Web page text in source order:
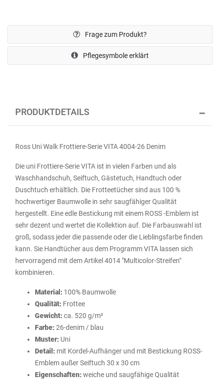
Frage zum Produkt?
Pflegesymbole erklärt
PRODUKTDETAILS
Ross Uni Walk Frottiere-Serie VITA 4004-26 Denim
Die uni Frottiere-Serie VITA ist in vielen Farben und als
Waschhandschuh, Seiftuch, Gästetuch, Handtuch oder
Duschtuch erhältlich. Die Frotteetücher sind aus 100 %
hochwertiger Baumwolle in sehr saugfähiger Qualität
hergestellt. Eine edle Bestickung mit einem ROSS -Emblem ist
sehr dezent und wertet die Kollektion auf. Die Farbauswahl ist
groß, sodass jeder die passende oder die Lieblingsfarbe finden
kann. Sie Handtücher aus dem Programm VITA lassen sich
hervorragend mit dem Artikel 4014 "Multicolor-Streifen"
kombinieren.
Material: 100% Baumwolle
Qualität: Frottee
Gewicht:ca. 520 g/m²
Farbe:26-denim / blau
Muster: Uni
Detail: mit Kordel-Aufhänger und mit Bestickung ROSS-
Emblem außer Seiftuch 30 x 30 cm
Eigenschaften:weiche und saugfähige Qualität